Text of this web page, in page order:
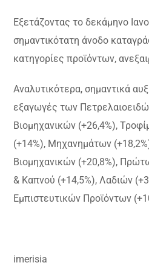
Εξετάζοντας το δεκάμηνο
σημαντικότατη άνοδο
κατηγορίες προϊόντων,
Αναλυτικότερα, σημαντικά
εξαγωγές των
Βιομηχανικών (+26,4%),
(+14%), Μηχανημάτων
Βιομηχανικών (+20,8%),
& Καπνού (+14,5%), Λαδιών
Εμπιστευτικών Προϊόντων
imerisia